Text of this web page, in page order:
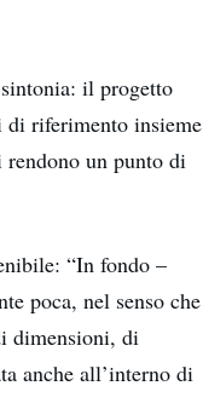
il progetto
di riferimento insieme
un punto di
“In fondo –
poca, nel senso che
dimensioni, di
anche all’interno di